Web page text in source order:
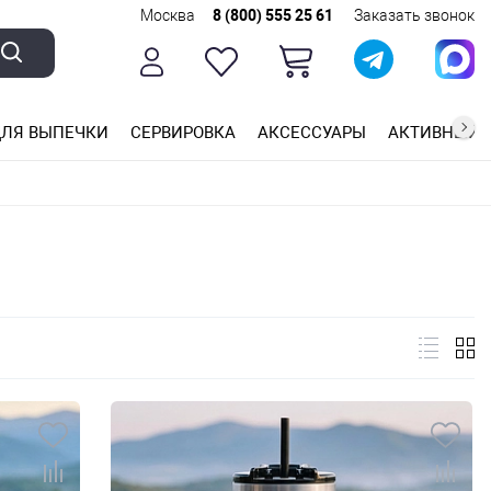
Москва 8 (800) 555 25 61 Заказать звонок
ВЫПЕЧКИ СЕРВИРОВКА АКСЕССУАРЫ АКТИВНЫЙ